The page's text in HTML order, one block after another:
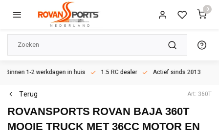
0
Binnen 1-2 werkdagen in huis 1:5 RC dealer Actief sinds 2013
Terug Art: 360T
ROVANSPORTS ROVAN BAJA 360T
MOOIE TRUCK MET 36CC MOTOR EN